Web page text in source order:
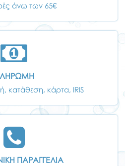
άνω των 65€
κατάθεση, κάρτα, IRIS
ΠΑΡΑΓΓΕΛΙΑ